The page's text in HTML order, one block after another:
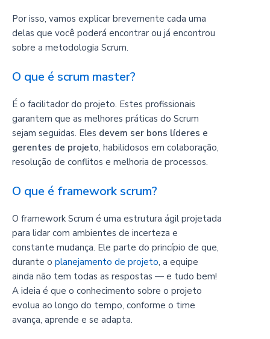
Por isso, vamos explicar brevemente cada uma
delas que você poderá encontrar ou já encontrou
sobre a metodologia Scrum.
O que é scrum master?
É o facilitador do projeto. Estes profissionais
garantem que as melhores práticas do Scrum
sejam seguidas. Eles devem ser bons líderes e
gerentes de projeto, habilidosos em colaboração,
resolução de conflitos e melhoria de processos.
O que é framework scrum?
O framework Scrum é uma estrutura ágil projetada
para lidar com ambientes de incerteza e
constante mudança. Ele parte do princípio de que,
durante o planejamento de projeto, a equipe
ainda não tem todas as respostas — e tudo bem!
A ideia é que o conhecimento sobre o projeto
evolua ao longo do tempo, conforme o time
avança, aprende e se adapta.